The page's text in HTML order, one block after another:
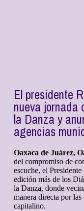
El presidente
nueva jornada
la Danza y
agencias
Oaxaca de Juárez,
del compromiso de
escuche, el
edición más de los
la Danza, donde
manera directa por
capitalino.